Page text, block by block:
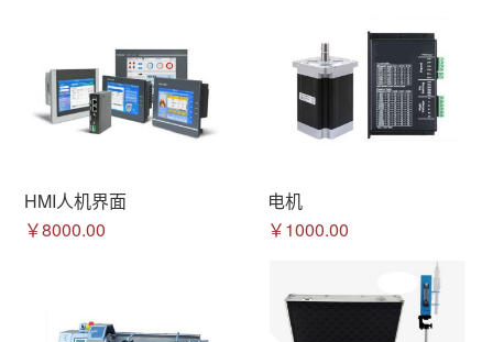
HMI人机界面
￥8000.00
电机
￥1000.00